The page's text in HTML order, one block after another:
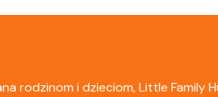
rodzinom i dzieciom, Little Family